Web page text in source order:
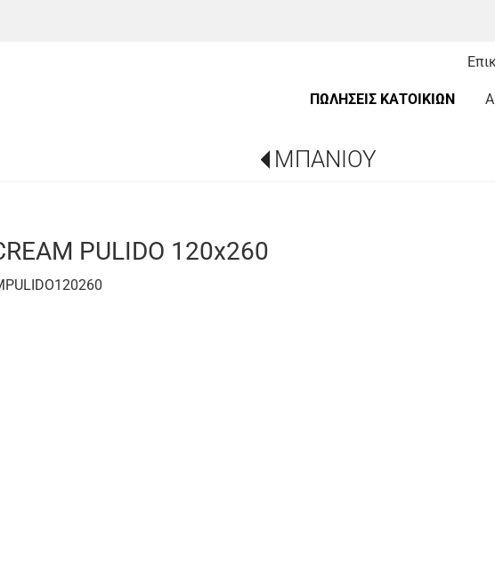
ΠΩΛΗΣΕΙΣ ΚΑΤΟΙΚΙΩΝ
ΜΠΑΝΙΟΥ
PULIDO 120x260